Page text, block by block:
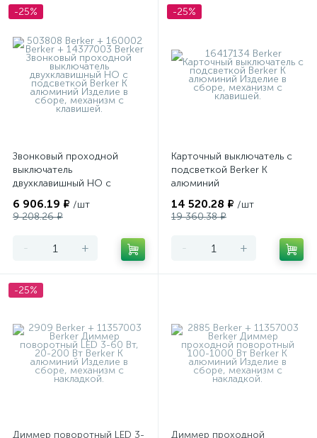
-25%
Звонковый проходной
выключатель
двухклавишный НО с
алюминий
6 906.19 ₽ /шт
9 208.26 ₽
- +
-25%
Карточный выключатель с
подсветкой Berker K
алюминий
14 520.28 ₽ /шт
19 360.38 ₽
- +
-25%
Диммер поворотный LED 3-
Диммер проходной